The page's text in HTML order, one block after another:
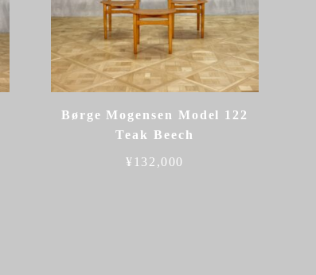
Børge Mogensen Model 122
Teak Beech
¥ 132,000